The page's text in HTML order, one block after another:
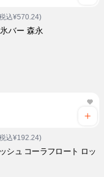
込¥570.24)
バー 森永
込¥192.24)
シュ コーラフロート ロッ